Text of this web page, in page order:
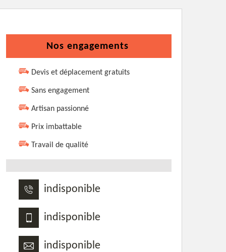
Nos engagements
Devis et déplacement gratuits
Sans engagement
Artisan passionné
Prix imbattable
Travail de qualité
indisponible
indisponible
indisponible